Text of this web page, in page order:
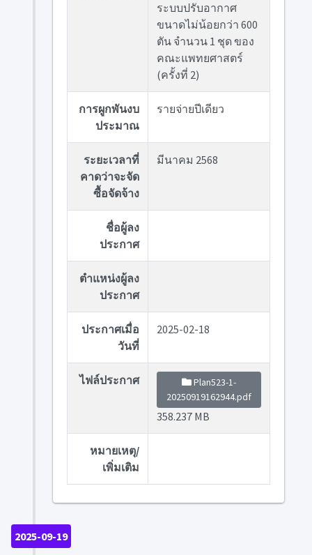
ระบบปรับอากาศ
ขนาดไม่น้อยกว่า 600
ตัน จำนวน 1 ชุด ของ
คณะแพทยศาสตร์
(ครั้งที่ 2)
การผูกพันงบ
ประมาณ
รายจ่ายปีเดียว
ระยะเวลาที่
คาดว่าจะจัด
ซื้อจัดจ้าง
มีนาคม 2568
ชื่อผู้ลง
ประกาศ
ตำแหน่งผู้ลง
ประกาศ
ประกาศเมื่อ
วันที่
2025-02-18
ไฟล์ประกาศ
Plan523-1-
20250919162944.pdf
358.237 MB
หมายเหตุ/
เพิ่มเติม
2025-09-19